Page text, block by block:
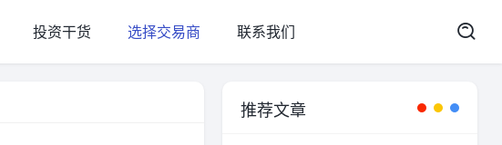
投资干货 选择交易商 联系我们
推荐文章